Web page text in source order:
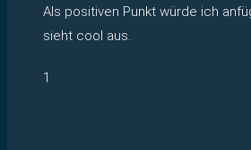
Als positiven Punkt würde ich
sieht cool aus.
1